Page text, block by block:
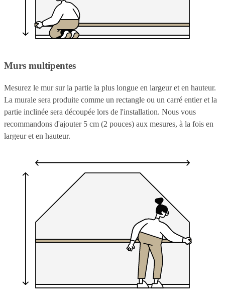
Murs multipentes
Mesurez le mur sur la partie la plus longue en largeur et en hauteur.
La murale sera produite comme un rectangle ou un carré entier et la
partie inclinée sera découpée lors de l'installation. Nous vous
recommandons d'ajouter 5 cm (2 pouces) aux mesures, à la fois en
largeur et en hauteur.